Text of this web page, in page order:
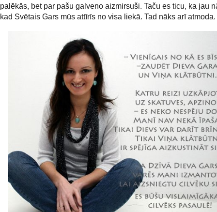
palēkās, bet par pašu galveno aizmirsuši. Taču es ticu, ka jau
kad Svētais Gars mūs attīrīs no visa liekā. Tad nāks arī atmoda.